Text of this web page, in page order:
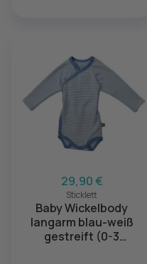
29,90 €
Sticklett
Baby Wickelbody
langarm blau-weiß
gestreift (0-3